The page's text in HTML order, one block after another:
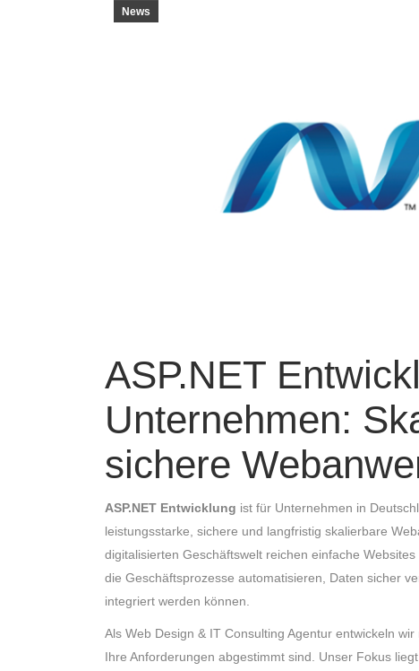
News
ASP.NET
Unternehmen:
sichere
ASP.NET Entwicklung ist für Unternehmen in
leistungsstarke, sichere und langfristig skalierbare
digitalisierten Geschäftswelt reichen einfache
die Geschäftsprozesse automatisieren, Daten sicher
integriert werden können.
Als Web Design & IT Consulting Agentur entwickeln
Ihre Anforderungen abgestimmt sind. Unser Fokus